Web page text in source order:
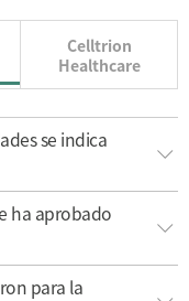
Celltrion
Healthcare
se indica
ha aprobado
para la